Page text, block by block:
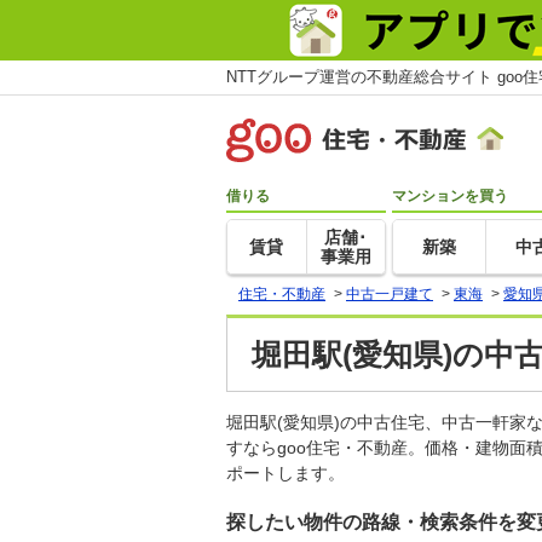
NTTグループ運営の不動産総合サイト goo
借りる
賃貸
店舗･
事業用
マンションを買う
新築 中
住宅・不動産 > 中古一戸建て > 東海 > 愛知
堀田駅(愛知県)の中
堀田駅(愛知県)の中古住宅、中古一軒家
すならgoo住宅・不動産。価格・建物面
ポートします。
探したい物件の路線・検索条件を変